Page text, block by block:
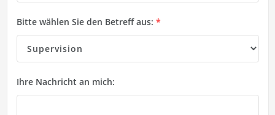
Bitte wählen Sie den Betreff aus: *
Ihre Nachricht an mich: